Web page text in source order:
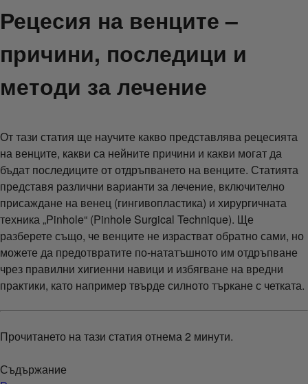
Рецесия на венците –
причини, последици и
методи за лечение
От тази статия ще научите какво представлява рецесията
на венците, какви са нейните причини и какви могат да
бъдат последиците от отдръпването на венците. Статията
представя различни варианти за лечение, включително
присаждане на венец (гингивопластика) и хирургичната
техника „Pinhole“ (Pinhole Surgical Technique). Ще
разберете също, че венците не израстват обратно сами, но
можете да предотвратите по-нататъшното им отдръпване
чрез правилни хигиенни навици и избягване на вредни
практики, като например твърде силното търкане с четката.
Прочитането на тази статия отнема 2 минути.
Съдържание